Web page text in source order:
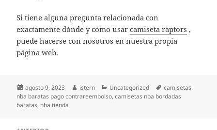
Si tiene alguna pregunta relacionada con
exactamente dónde y cómo usarcamiseta raptors ,
puede hacerse con nosotros en nuestra propia
página web.
Publicado
el
agosto 9, 2023 Autor
istern Categorías
Uncategorized Etiquetas
camisetas
nba baratas pago contrareembolso,camisetas nba bordadas
baratas, nba tienda